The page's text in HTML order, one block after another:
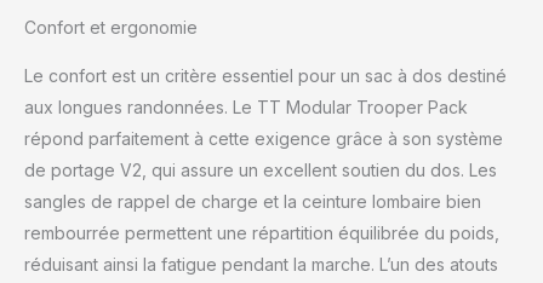
individualisation possible
avec des poches ou des
pochettes
supplémentaires
SPÉCIFICATIONS :
Dimensions 62 x 34 x 19
Poids : 2,65 kg / Matériau
: CORDURA 700 den
Confort et ergonomie
Le confort est un critère essentiel pour un sac à dos destiné
aux longues randonnées. Le TT Modular Trooper Pack
répond parfaitement à cette exigence grâce à son système
de portage V2, qui assure un excellent soutien du dos. Les
sangles de rappel de charge et la ceinture lombaire bien
rembourrée permettent une répartition équilibrée du poids,
réduisant ainsi la fatigue pendant la marche. L’un des atouts